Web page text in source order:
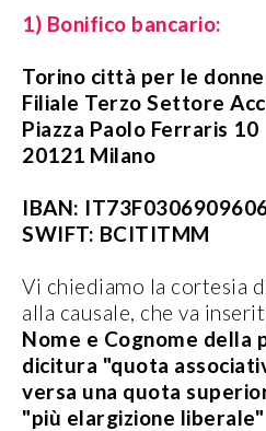
1) Bonifico bancario:
Torino città per le donne
Filiale Terzo Settore
Piazza Paolo Ferraris 10
20121 Milano
IBAN:
SWIFT: BCITITMM
Vi chiediamo la cortesia
alla causale, che va
Nome e Cognome della
dicitura "quota
versa una quota
"più elargizione liberale"